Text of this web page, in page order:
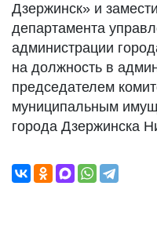
Дзержинск» и
департамента
администрации
на должность в
председателем
муниципальным
города Дзержинска